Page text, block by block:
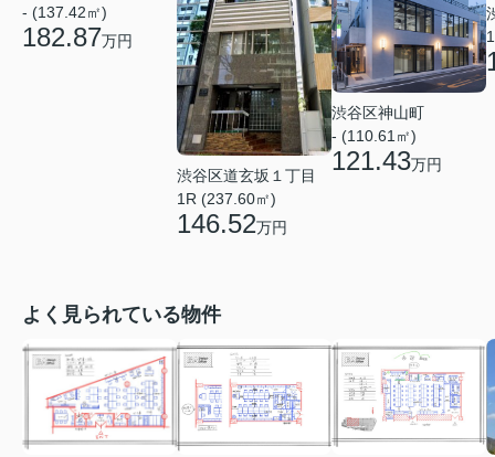
- (137.42㎡)
182.87万円
渋谷区道玄坂１丁目
1R (237.60㎡)
146.52万円
渋谷区神山町
- (110.61㎡)
121.43万円
よく見られている物件